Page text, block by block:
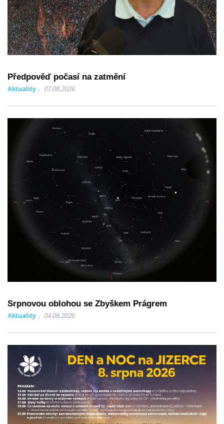
Předpověď počasí na zatmění
Aktuality 07.08.2026
Srpnovou oblohou se Zbyškem Prágrem
Aktuality 04.08.2026